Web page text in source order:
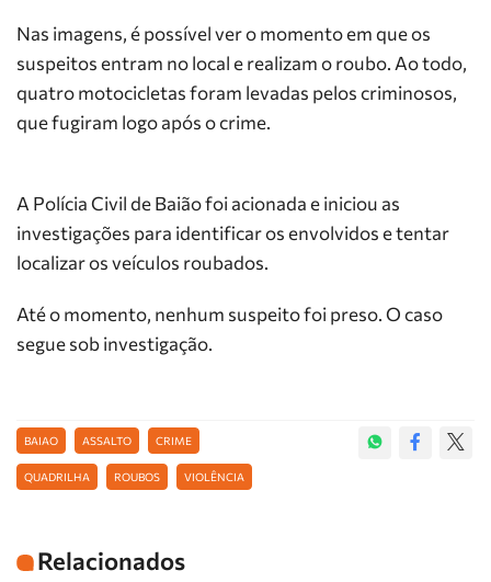
Nas imagens, é possível ver o momento em que os
suspeitos entram no local e realizam o roubo. Ao todo,
quatro motocicletas foram levadas pelos criminosos,
que fugiram logo após o crime.
A Polícia Civil de Baião foi acionada e iniciou as
investigações para identificar os envolvidos e tentar
localizar os veículos roubados.
Até o momento, nenhum suspeito foi preso. O caso
segue sob investigação.
BAIAO ASSALTO CRIME
QUADRILHA ROUBOS VIOLÊNCIA
Relacionados